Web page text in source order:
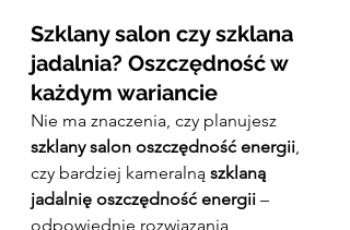
Szklany salon czy szklana
jadalnia? Oszczędność w
każdym wariancie
Nie ma znaczenia, czy planujesz
szklany salon oszczędność energii,
czy bardziej kameralną szklaną
jadalnię oszczędność energii –
odpowiednie rozwiązania